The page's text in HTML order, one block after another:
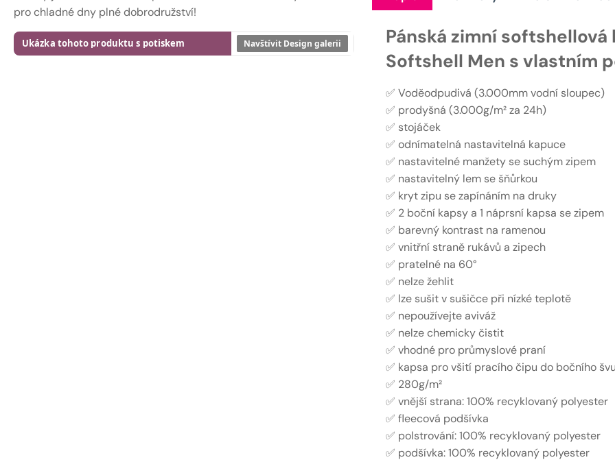
pro chladné dny plné dobrodružství!
Ukázka tohoto produktu s potiskem Navštívit Design galerii
Pánská zimní
Softshell Men s vlastním
✅ Voděodpudivá (3.000mm vodní sloupec)
✅ prodyšná (3.000g/m² za 24h)
✅ stojáček
✅ odnímatelná nastavitelná kapuce
✅ nastavitelné manžety se suchým zipem
✅ nastavitelný lem se šňůrkou
✅ kryt zipu se zapínáním na druky
✅ 2 boční kapsy a 1 náprsní kapsa se zipem
✅ barevný kontrast na ramenou
✅ vnitřní straně rukávů a zipech
✅ pratelné na 60°
✅ nelze žehlit
✅ lze sušit v sušičce při nízké teplotě
✅ nepoužívejte aviváž
✅ nelze chemicky čistit
✅ vhodné pro průmyslové praní
✅ kapsa pro všití pracího čipu do bočního
✅ 280g/m²
✅ vnější strana: 100% recyklovaný polyester
✅ fleecová podšívka
✅ polstrování: 100% recyklovaný polyester
✅ podšívka: 100% recyklovaný polyester